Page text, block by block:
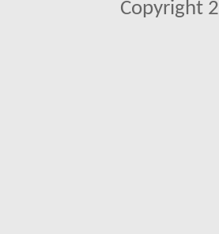
Copyright